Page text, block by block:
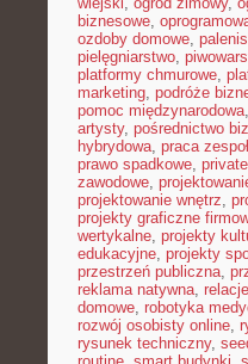
biznesowe,
ozdoby domowe,
pielęgniarstwo,
platformy chmurowe,
marketing, podróże
pomoc międzynarodowa,
artysty, pośrednictwo
hybrydowa, praca
prawo spadkowe,
zawodowe,
projektowanie wnętrz,
projekty graficzne
wertykalne, projekty
edukacyjne, projekty
przestrzeń publiczna,
reklama natywna,
domowe, robotyka
rozwój osobisty online,
rysunek techniczny,